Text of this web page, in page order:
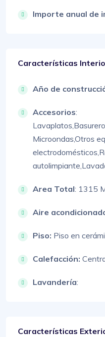
Importe anual de
Características
Año de
Accesorios:
Lavaplatos,
Microondas,Otros
electrodomésticos,
autolimpiante,
Area Total: 1315
Aire
Piso: Piso en
Calefacción:
Lavandería:
Características